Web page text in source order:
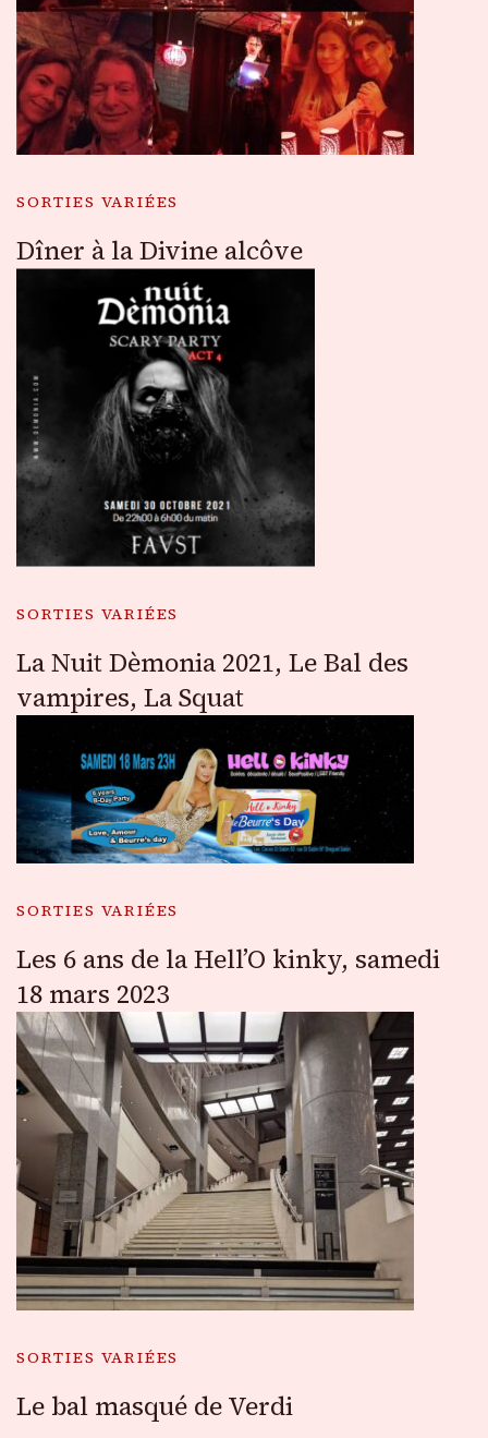
SORTIES VARIÉES
Dîner à la Divine alcôve
SORTIES VARIÉES
La Nuit Dèmonia 2021, Le Bal des
vampires, La Squat
SORTIES VARIÉES
Les 6 ans de la Hell’O kinky, samedi
18 mars 2023
SORTIES VARIÉES
Le bal masqué de Verdi